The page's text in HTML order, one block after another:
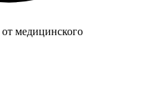
от медицинского